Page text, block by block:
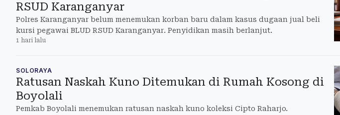
RSUD Karanganyar
Polres Karanganyar belum menemukan korban baru dalam kasus dugaan jual beli
kursi pegawai BLUD RSUD Karanganyar. Penyidikan masih berlanjut.
1 hari lalu
SOLORAYA
Ratusan Naskah Kuno Ditemukan di Rumah Kosong di
Boyolali
Pemkab Boyolali menemukan ratusan naskah kuno koleksi Cipto Raharjo.